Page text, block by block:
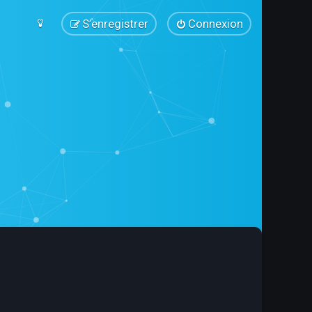
Connexion
S’enregistrer